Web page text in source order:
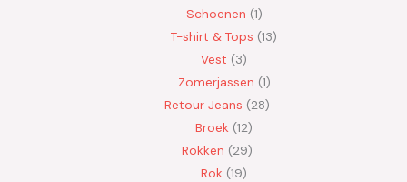
Schoenen 1
T-shirt & Tops 13
Vest
3
Zomerjassen 1
Retour Jeans
28
Broek 12
Rokken
29
Rok 19